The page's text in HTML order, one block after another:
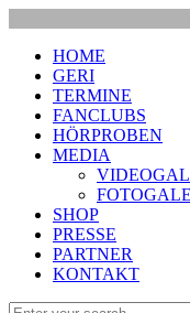
HOME
GERI
TERMINE
FANCLUBS
HÖRPROBEN
MEDIA
SHOP
PRESSE
PARTNER
KONTAKT